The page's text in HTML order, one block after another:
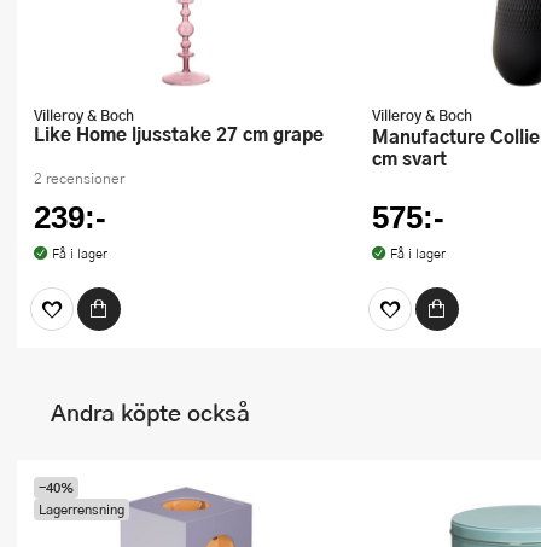
Villeroy & Boch
Like Home ljusstake 27 cm grape
2 recensioner
239:-
Få i lager
Villeroy & Boch
Manufacture Collier Noir vas 26
cm svart
575:-
Få i lager
Andra köpte också
-40%
Lagerrensning